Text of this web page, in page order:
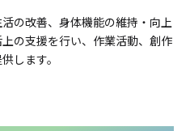
の改善、身体機能の維持・向上
の支援を行い、作業活動、創作
します。